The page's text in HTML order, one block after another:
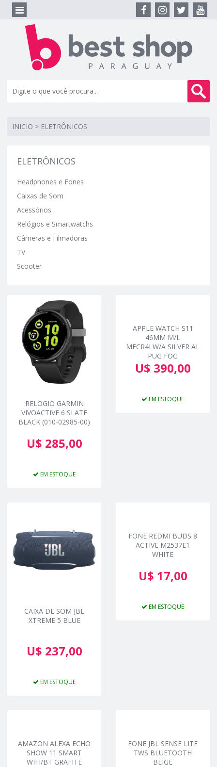
INICIO > ELETRÔNICOS
ELETRÔNICOS
Headphones e Fones
Caixas de Som
Acessórios
Relógios e Smartwatchs
Câmeras e Filmadoras
TV
Scooter
RELOGIO GARMIN
VIVOACTIVE 6 SLATE
BLACK (010-02985-00)
U$ 285,00
EM ESTOQUE
APPLE WATCH S11
46MM M/L
MFCR4LW/A SILVER AL
PUG FOG
U$ 390,00
EM ESTOQUE
CAIXA DE SOM JBL
XTREME 5 BLUE
U$ 237,00
EM ESTOQUE
FONE REDMI BUDS 8
ACTIVE M2537E1
WHITE
U$ 17,00
EM ESTOQUE
AMAZON ALEXA ECHO
SHOW 11 SMART
WIFI/BT GRAFITE
FONE JBL SENSE LITE
TWS BLUETOOTH
BEIGE